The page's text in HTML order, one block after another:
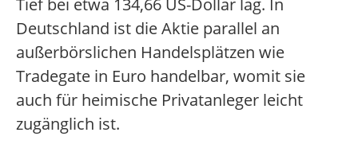
Tief bei etwa 134,66 US-Dollar lag. In
Deutschland ist die Aktie parallel an
außerbörslichen Handelsplätzen wie
Tradegate in Euro handelbar, womit sie
auch für heimische Privatanleger leicht
zugänglich ist.